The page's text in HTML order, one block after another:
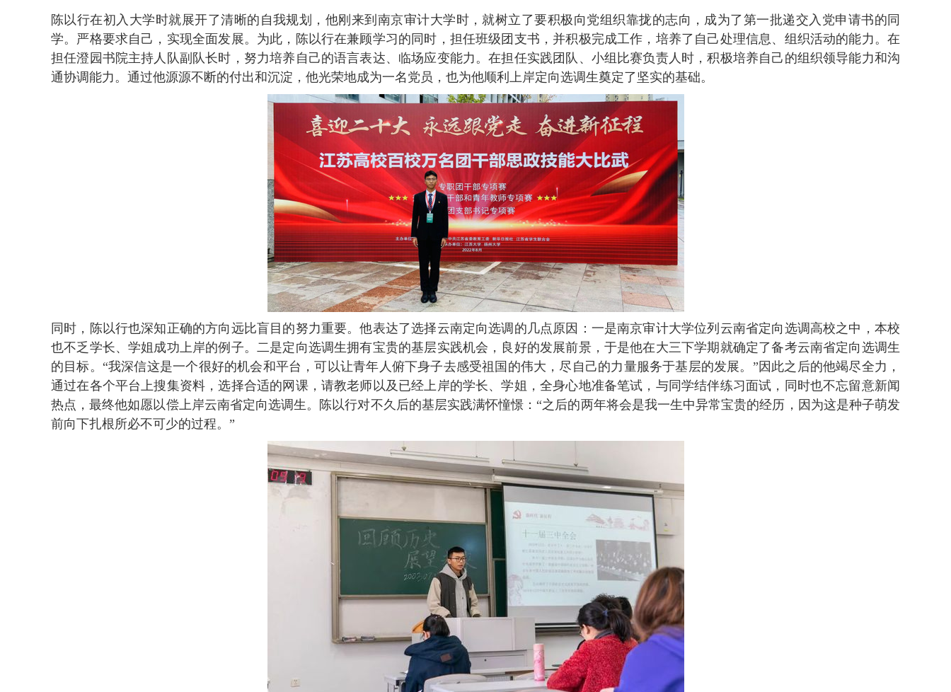
陈以行在初入大学时就展开了清晰的自我规划，他刚来到南京审计大学时，就树立了要积极向党组织靠拢的志向，成为了第一批递交入党申请书的同
学。严格要求自己，实现全面发展。为此，陈以行在兼顾学习的同时，担任班级团支书，并积极完成工作，培养了自己处理信息、组织活动的能力。在
担任澄园书院主持人队副队长时，努力培养自己的语言表达、临场应变能力。在担任实践团队、小组比赛负责人时，积极培养自己的组织领导能力和沟
通协调能力。通过他源源不断的付出和沉淀，他光荣地成为一名党员，也为他顺利上岸定向选调生奠定了坚实的基础。
同时，陈以行也深知正确的方向远比盲目的努力重要。他表达了选择云南定向选调的几点原因：一是南京审计大学位列云南省定向选调高校之中，本校
也不乏学长、学姐成功上岸的例子。二是定向选调生拥有宝贵的基层实践机会，良好的发展前景，于是他在大三下学期就确定了备考云南省定向选调生
的目标。“我深信这是一个很好的机会和平台，可以让青年人俯下身子去感受祖国的伟大，尽自己的力量服务于基层的发展。”因此之后的他竭尽全力，
通过在各个平台上搜集资料，选择合适的网课，请教老师以及已经上岸的学长、学姐，全身心地准备笔试，与同学结伴练习面试，同时也不忘留意新闻
热点，最终他如愿以偿上岸云南省定向选调生。陈以行对不久后的基层实践满怀憧憬：“之后的两年将会是我一生中异常宝贵的经历，因为这是种子萌发
前向下扎根所必不可少的过程。”